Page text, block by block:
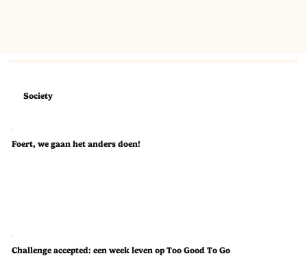
Society
Foert, we gaan het anders doen!
Challenge accepted: een week leven op Too Good To Go